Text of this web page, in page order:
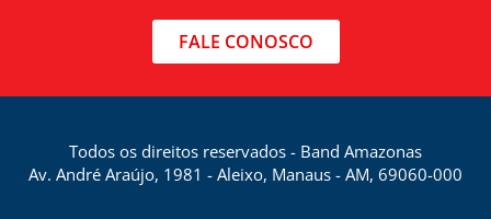
FALE CONOSCO
Todos os direitos reservados - Band Amazonas
Av. André Araújo, 1981 - Aleixo, Manaus - AM, 69060-000